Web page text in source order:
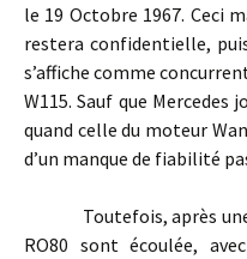
le 19 Octobre 1967. Ceci
restera confidentielle,
s’affiche comme
W115. Sauf que
quand celle du moteur
d’un manque de fiabilité
Toutefois, après une
RO80 sont écoulée,